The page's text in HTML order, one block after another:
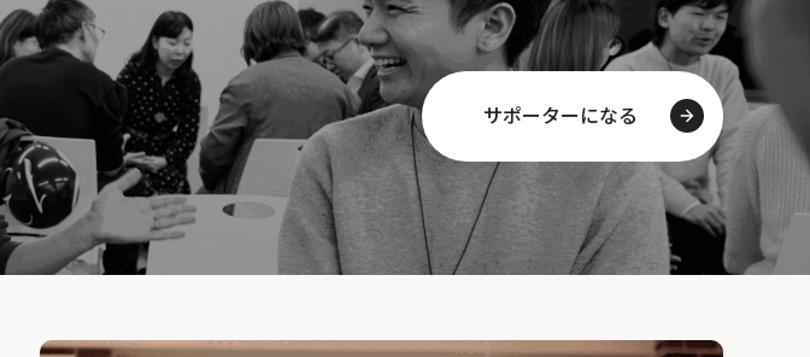
サポーターになる